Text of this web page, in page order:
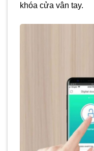
khóa cửa vân tay.